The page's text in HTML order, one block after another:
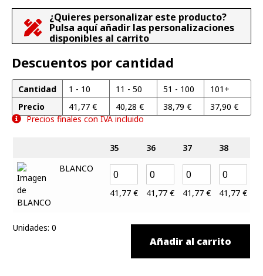
¿Quieres personalizar este producto?
Pulsa aquí añadir las personalizaciones
disponibles al carrito
Descuentos por cantidad
Cantidad
Precio
1 - 10
41,77 €
11 - 50
40,28€
51 - 100
38,79 €
101+
37,90 €
Precios finales con IVA incluido
35 36 37 38
BLANCO
41,77 € 41,77 € 41,77 € 41,77 €
Unidades: 0
Añadir al carrito